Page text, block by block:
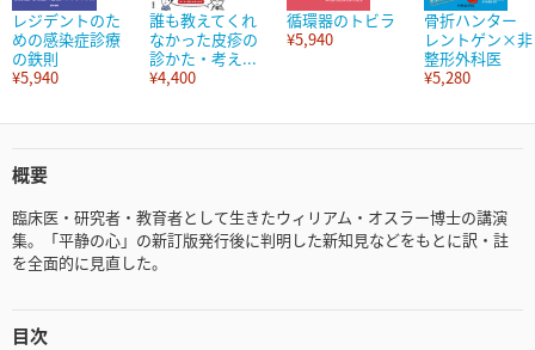
レジデントのた
めの感染症診療
の鉄則
¥5,940
誰も教えてくれ
なかった皮疹の
診かた・考え...
¥4,400
循環器のトビラ
¥5,940
骨折ハンター
レントゲン×非
整形外科医
¥5,280
概要
臨床医・研究者・教育者として生きたウィリアム・オスラー博士の講演
集。「平静の心」の新訂版発行後に判明した新知見などをもとに訳・註
を全面的に見直した。
目次